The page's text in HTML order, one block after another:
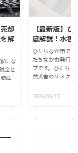
却
解
にな
金と
産
【最新版】
底解説！水害
ひたちなか市で
たちなか市発行
プです。ひたち
然災害のリスク
動産の契約時に
2026/06/15